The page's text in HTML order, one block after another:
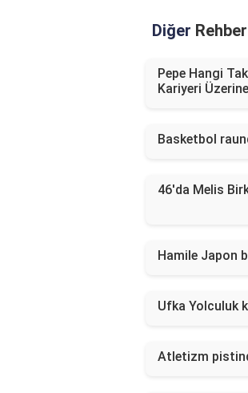
Diğer Rehber
Pepe Hangi
Kariyeri
Basketbol
46'da Melis
Hamile Japon
Ufka Yolculuk
Atletizm